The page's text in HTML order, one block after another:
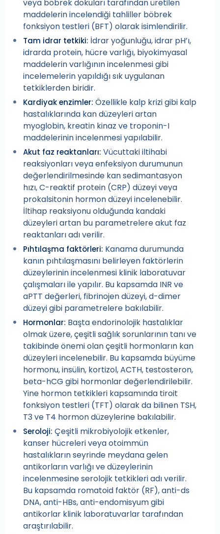
veya böbrek dokuları tarafından üretilen
maddelerin incelendiği tahliller böbrek
fonksiyon testleri (BFT) olarak isimlendirilir.
Tam idrar tetkiki: İdrar yoğunluğu, idrar pH’ı,
idrarda protein, hücre varlığı, biyokimyasal
maddelerin varlığının incelenmesi gibi
incelemelerin yapıldığı sık uygulanan
tetkiklerden biridir.
Kardiyak enzimler: Özellikle kalp krizi gibi kalp
hastalıklarında kan düzeyleri artan
myoglobin, kreatin kinaz ve troponin-I
maddelerinin incelenmesi yapılabilir.
Akut faz reaktanları: Vücuttaki iltihabi
reaksiyonları veya enfeksiyon durumunun
değerlendirilmesinde kan sedimantasyon
hızı, C-reaktif protein (CRP) düzeyi veya
prokalsitonin hormon düzeyi incelenebilir.
İltihap reaksiyonu olduğunda kandaki
düzeyleri artan bu parametrelere akut faz
reaktanları adı verilir.
Pıhtılaşma faktörleri: Kanama durumunda
kanın pıhtılaşmasını belirleyen faktörlerin
düzeylerinin incelenmesi klinik laboratuvar
çalışmaları ile yapılır. Bu kapsamda INR ve
aPTT değerleri, fibrinojen düzeyi, d-dimer
düzeyi gibi parametrelere bakılabilir.
Hormonlar: Başta endorinolojik hastalıklar
olmak üzere, çeşitli sağlık sorunlarının tanı ve
takibinde önemi olan çeşitli hormonların kan
düzeyleri incelenebilir. Bu kapsamda büyüme
hormonu, insülin, kortizol, ACTH, testosteron,
beta-hCG gibi hormonlar değerlendirilebilir.
Yine hormon tetkikleri kapsamında tiroit
fonksiyon testleri (TFT) olarak da bilinen TSH,
T3 ve T4 hormon düzeylerine bakılabilir.
Seroloji: Çeşitli mikrobiyolojik etkenler,
kanser hücreleri veya otoimmün
hastalıkların seyrinde meydana gelen
antikorların varlığı ve düzeylerinin
incelenmesine serolojik tetkikleri adı verilir.
Bu kapsamda romatoid faktör (RF), anti-ds
DNA, anti-HBs, anti-endomisyum gibi
antikorlar klinik laboratuvarlar tarafından
araştırılabilir.